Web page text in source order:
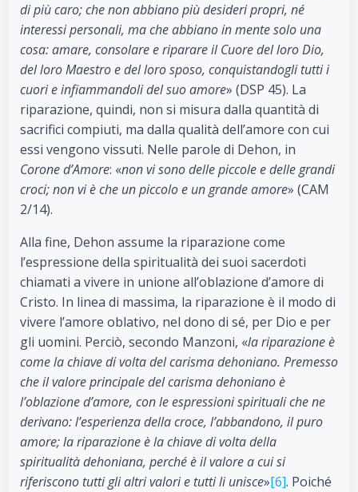
di più caro; che non abbiano più desideri propri, né
interessi personali, ma che abbiano in mente solo una
cosa: amare, consolare e riparare il Cuore del loro Dio,
del loro Maestro e del loro sposo, conquistandogli tutti i
cuori e infiammandoli del suo amore» (DSP 45). La
riparazione, quindi, non si misura dalla quantità di
sacrifici compiuti, ma dalla qualità dell’amore con cui
essi vengono vissuti. Nelle parole di Dehon, in
Corone d’Amore: «non vi sono delle piccole e delle grandi
croci; non vi è che un piccolo e un grande amore» (CAM
2/14).
Alla fine, Dehon assume la riparazione come
l’espressione della spiritualità dei suoi sacerdoti
chiamati a vivere in unione all’oblazione d’amore di
Cristo. In linea di massima, la riparazione è il modo di
vivere l’amore oblativo, nel dono di sé, per Dio e per
gli uomini. Perciò, secondo Manzoni, «la riparazione è
come la chiave di volta del carisma dehoniano. Premesso
che il valore principale del carisma dehoniano è
l’oblazione d’amore, con le espressioni spirituali che ne
derivano: l’esperienza della croce, l’abbandono, il puro
amore; la riparazione è la chiave di volta della
spiritualità dehoniana, perché è il valore a cui si
riferiscono tutti gli altri valori e tutti li unisce»[6]. Poiché